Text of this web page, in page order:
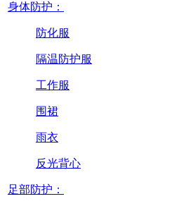
身体防护：
防化服
隔温防护服
工作服
围裙
雨衣
反光背心
足部防护：